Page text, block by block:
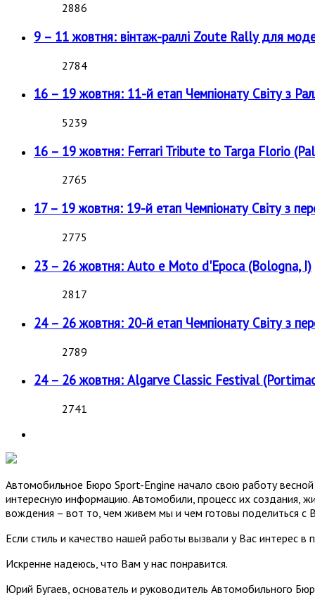
2886
9 – 11 жовтня: вінтаж-раллі Zoute Rally для
2784
16 – 19 жовтня: 11-й етап Чемпіонату Світу з
5239
16 – 19 жовтня: Ferrari Tribute to Targa Florio
2765
17 – 19 жовтня: 19-й етап Чемпіонату Світу з
2775
23 – 26 жовтня: Auto e Moto d'Epoca (Bologna, I)
2817
24 – 26 жовтня: 20-й етап Чемпіонату Світу з
2789
24 – 26 жовтня: Algarve Classic Festival
2741
Автомобильное Бюро Sport-Engine начало свою работу
интересную информацию. Автомобили, процесс их создания,
вождения – вот то, чем живем мы и чем готовы поделиться с
Если стиль и качество нашей работы вызвали у Вас интерес в
Искренне надеюсь, что Вам у нас понравится.
Юрий Бугаев, основатель и руководитель Автомобильного